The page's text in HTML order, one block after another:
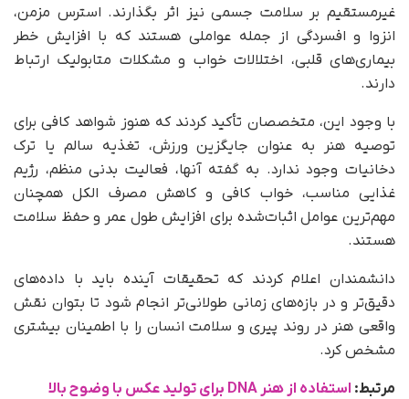
غیرمستقیم بر سلامت جسمی نیز اثر بگذارند. استرس مزمن،
انزوا و افسردگی از جمله عواملی هستند که با افزایش خطر
بیماری‌های قلبی، اختلالات خواب و مشکلات متابولیک ارتباط
دارند.
با وجود این، متخصصان تأکید کردند که هنوز شواهد کافی برای
توصیه هنر به عنوان جایگزین ورزش، تغذیه سالم یا ترک
دخانیات وجود ندارد. به گفته آنها، فعالیت بدنی منظم، رژیم
غذایی مناسب، خواب کافی و کاهش مصرف الکل همچنان
مهم‌ترین عوامل اثبات‌شده برای افزایش طول عمر و حفظ سلامت
هستند.
دانشمندان اعلام کردند که تحقیقات آینده باید با داده‌های
دقیق‌تر و در بازه‌های زمانی طولانی‌تر انجام شود تا بتوان نقش
واقعی هنر در روند پیری و سلامت انسان را با اطمینان بیشتری
مشخص کرد.
مرتبط: استفاده از هنر DNA برای تولید عکس با وضوح بالا